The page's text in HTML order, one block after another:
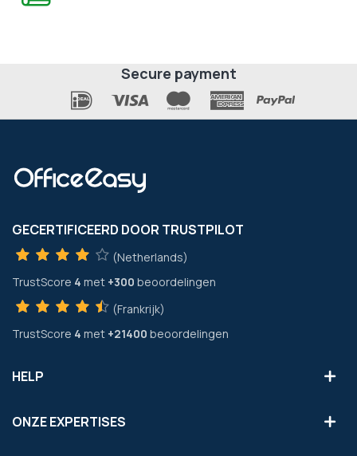
Secure payment
GECERTIFICEERD DOOR TRUSTPILOT
(Netherlands)
TrustScore 4 met +300 beoordelingen
(Frankrijk)
TrustScore 4 met +21400 beoordelingen
HELP
ONZE EXPERTISES